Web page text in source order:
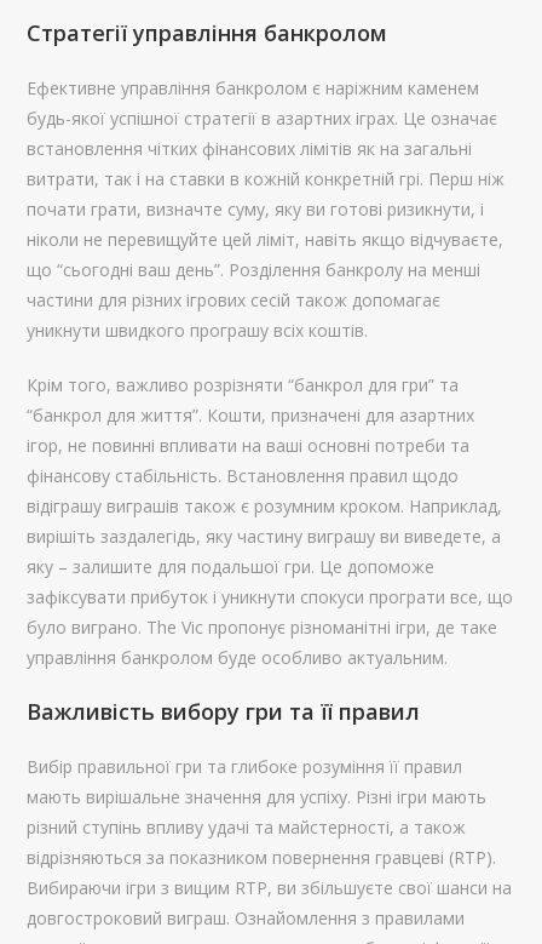
Стратегії управління банкролом
Ефективне управління банкролом є наріжним каменем
будь-якої успішної стратегії в азартних іграх. Це означає
встановлення чітких фінансових лімітів як на загальні
витрати, так і на ставки в кожній конкретній грі. Перш ніж
почати грати, визначте суму, яку ви готові ризикнути, і
ніколи не перевищуйте цей ліміт, навіть якщо відчуваєте,
що “сьогодні ваш день”. Розділення банкролу на менші
частини для різних ігрових сесій також допомагає
уникнути швидкого програшу всіх коштів.
Крім того, важливо розрізняти “банкрол для гри” та
“банкрол для життя”. Кошти, призначені для азартних
ігор, не повинні впливати на ваші основні потреби та
фінансову стабільність. Встановлення правил щодо
відіграшу виграшів також є розумним кроком. Наприклад,
вирішіть заздалегідь, яку частину виграшу ви виведете, а
яку – залишите для подальшої гри. Це допоможе
зафіксувати прибуток і уникнути спокуси програти все, що
було виграно. The Vic пропонує різноманітні ігри, де таке
управління банкролом буде особливо актуальним.
Важливість вибору гри та її правил
Вибір правильної гри та глибоке розуміння її правил
мають вирішальне значення для успіху. Різні ігри мають
різний ступінь впливу удачі та майстерності, а також
відрізняються за показником повернення гравцеві (RTP).
Вибираючи ігри з вищим RTP, ви збільшуєте свої шанси на
довгостроковий виграш. Ознайомлення з правилами